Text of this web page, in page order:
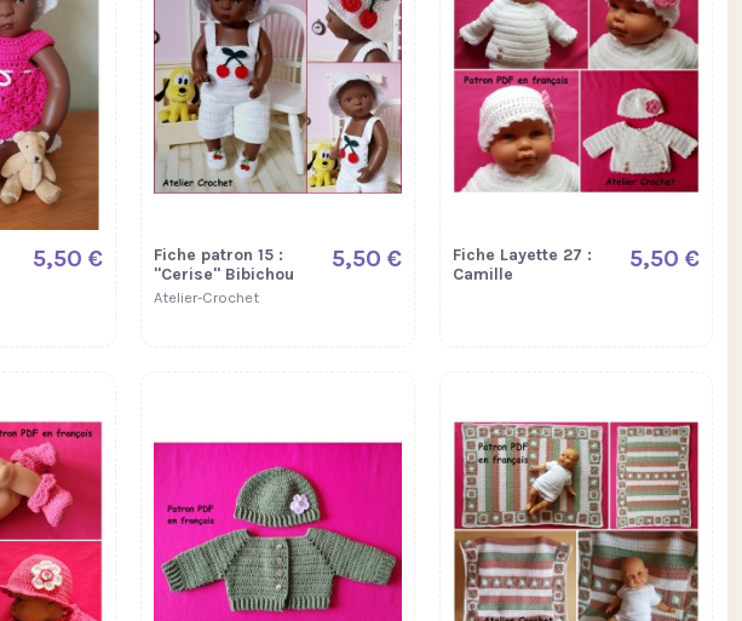
5,50 €
Fiche patron 15 :
"Cerise" Bibichou
Atelier-Crochet
5,50 €
Fiche Layette 27 :
Camille
5,50 €